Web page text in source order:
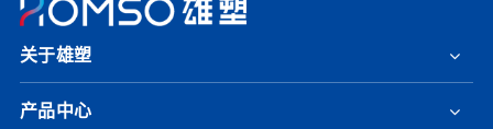
关于雄塑
产品中心